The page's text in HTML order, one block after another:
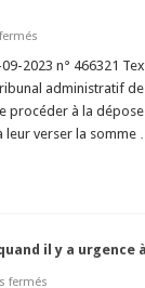
orales
sur
publics
l’action
en
démolition
d’un
est
imprescriptible
!
2023 n° 466321
administratif
procéder à la
leur verser la somme
il y a urgence
ferméssur